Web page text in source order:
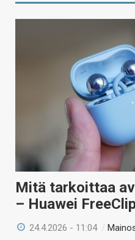
Mitä tarkoittaa
– Huawei
24.4.2026 - 11:04 /